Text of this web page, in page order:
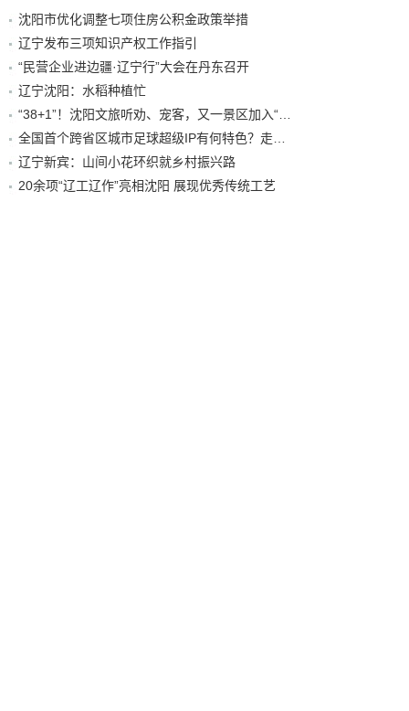
沈阳市优化调整七项住房公积金政策举措
辽宁发布三项知识产权工作指引
“民营企业进边疆·辽宁行”大会在丹东召开
辽宁沈阳：水稻种植忙
辽宁新宾：山间小花环织就乡村振兴路
20余项“辽工辽作”亮相沈阳 展现优秀传统工艺